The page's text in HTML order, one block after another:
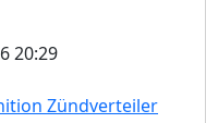
20:29
Zündverteiler